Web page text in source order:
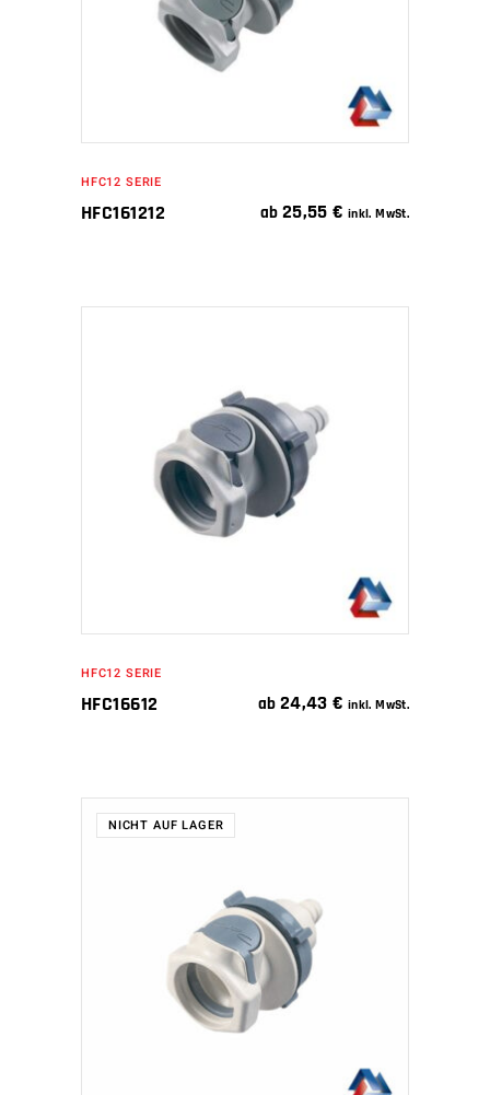
HFC12 SERIE
HFC161212 ab 25,55€ inkl. MwSt.
IN DEN WARENKORB
HFC12 SERIE
HFC16612 ab 24,43€ inkl. MwSt.
NICHT AUF LAGER
WEITERLESEN